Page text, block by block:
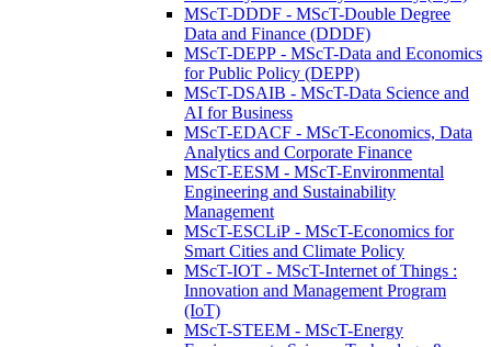
MScT-DDDF - MScT-Double Degree
Data and Finance (DDDF)
MScT-DEPP - MScT-Data and Economics
for Public Policy (DEPP)
MScT-DSAIB - MScT-Data Science and
AI for Business
MScT-EDACF - MScT-Economics, Data
Analytics and Corporate Finance
MScT-EESM - MScT-Environmental
Engineering and Sustainability
Management
MScT-ESCLiP - MScT-Economics for
Smart Cities and Climate Policy
MScT-IOT - MScT-Internet of Things :
Innovation and Management Program
(IoT)
MScT-STEEM - MScT-Energy